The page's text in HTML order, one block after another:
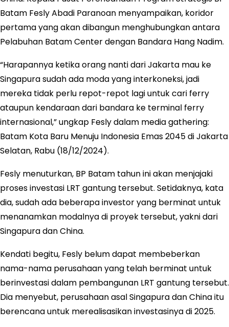
Batam Fesly Abadi Paranoan menyampaikan, koridor
pertama yang akan dibangun menghubungkan antara
Pelabuhan Batam Center dengan Bandara Hang Nadim.
“Harapannya ketika orang nanti dari Jakarta mau ke
Singapura sudah ada moda yang interkoneksi, jadi
mereka tidak perlu repot-repot lagi untuk cari ferry
ataupun kendaraan dari bandara ke terminal ferry
internasional,” ungkap Fesly dalam media gathering:
Batam Kota Baru Menuju Indonesia Emas 2045 di Jakarta
Selatan, Rabu (18/12/2024).
Fesly menuturkan, BP Batam tahun ini akan menjajaki
proses investasi LRT gantung tersebut. Setidaknya, kata
dia, sudah ada beberapa investor yang berminat untuk
menanamkan modalnya di proyek tersebut, yakni dari
Singapura dan China.
Kendati begitu, Fesly belum dapat membeberkan
nama-nama perusahaan yang telah berminat untuk
berinvestasi dalam pembangunan LRT gantung tersebut.
Dia menyebut, perusahaan asal Singapura dan China itu
berencana untuk merealisasikan investasinya di 2025.